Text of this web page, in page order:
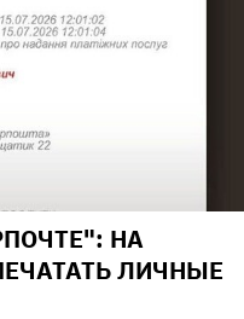
НА
ЛИЧНЫЕ